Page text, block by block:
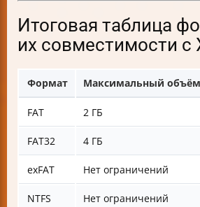
Итоговая таблица
их совместимости с
Формат Максимальный
FAT 2 ГБ
FAT32 4 ГБ
exFAT Нет ограничений
NTFS Нет ограничений